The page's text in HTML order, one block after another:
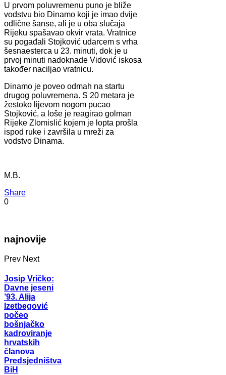
U prvom poluvremenu puno je bliže
vodstvu bio Dinamo koji je imao dvije
odlične šanse, ali je u oba slučaja
Rijeku spašavao okvir vrata. Vratnice
su pogađali Stojković udarcem s vrha
šesnaesterca u 23. minuti, dok je u
prvoj minuti nadoknade Vidović iskosa
također naciljao vratnicu.
Dinamo je poveo odmah na startu
drugog poluvremena. S 20 metara je
žestoko lijevom nogom pucao
Stojković, a loše je reagirao golman
Rijeke Zlomislić kojem je lopta prošla
ispod ruke i završila u mreži za
vodstvo Dinama.
M.B.
Share
0
najnovije
Prev Next
Josip Vričko:
Davne jeseni
’93. Alija
Izetbegović
počeo
bošnjačko
kadroviranje
hrvatskih
članova
Predsjedništva
BiH